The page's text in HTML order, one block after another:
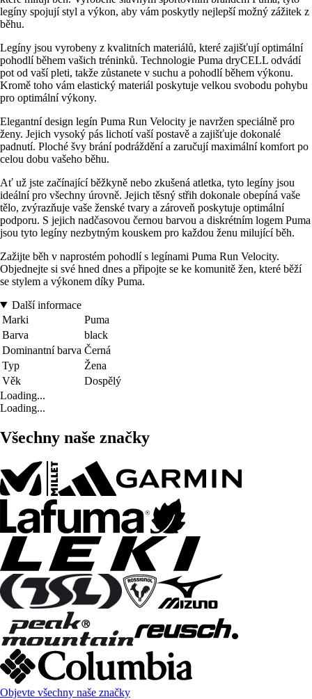
legíny spojují styl a výkon, aby vám poskytly nejlepší možný zážitek z
běhu.
Legíny jsou vyrobeny z kvalitních materiálů, které zajišťují optimální
pohodlí během vašich tréninků. Technologie Puma dryCELL odvádí
pot od vaší pleti, takže zůstanete v suchu a pohodlí během výkonu.
Kromě toho vám elastický materiál poskytuje velkou svobodu pohybu
pro optimální výkony.
Elegantní design legín Puma Run Velocity je navržen speciálně pro
ženy. Jejich vysoký pás lichotí vaší postavě a zajišťuje dokonalé
padnutí. Ploché švy brání podráždění a zaručují maximální komfort po
celou dobu vašeho běhu.
Ať už jste začínající běžkyně nebo zkušená atletka, tyto legíny jsou
ideální pro všechny úrovně. Jejich těsný střih dokonale obepíná vaše
tělo, zvýrazňuje vaše ženské tvary a zároveň poskytuje optimální
podporu. S jejich nadčasovou černou barvou a diskrétním logem Puma
jsou tyto legíny nezbytným kouskem pro každou ženu milující běh.
Zažijte běh v naprostém pohodlí s legínami Puma Run Velocity.
Objednejte si své hned dnes a připojte se ke komunitě žen, které běží
se stylem a výkonem díky Puma.
Další informace
Marki
Puma
Barva
black
Dominantní barva Černá
Typ
Žena
Věk
Dospělý
Loading...
Loading...
Všechny naše značky
Objevte všechny naše značky